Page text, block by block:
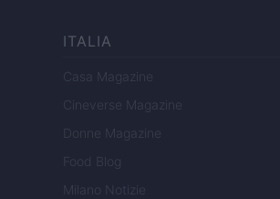
ITALIA
Casa Magazine
Cineverse Magazine
Donne Magazine
Food Blog
Milano Notizie